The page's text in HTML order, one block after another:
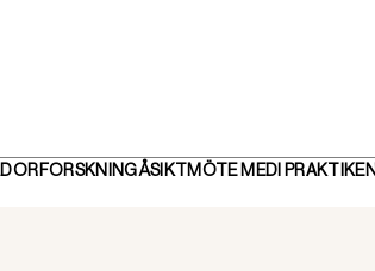
FORSKNINGÅSIKTMÖTE MED I PRAKTIKEN